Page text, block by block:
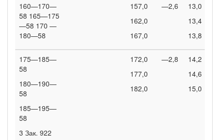
160—170—
58 165—175
—58 170 —
180—58
157,0
162,0
167,0
—2,6
13,0
13,4
13,8
175—185—
58
180—190—
58
185—195—
58
3 Зак. 922
172,0
177,0
182,0
—2,8
14,2
14,6
15,0